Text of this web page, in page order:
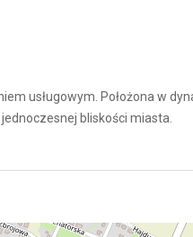
usługowym. Położona w
bliskości miasta.